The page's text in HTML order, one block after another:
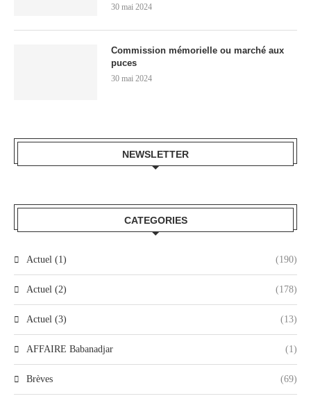
30 mai 2024
Commission mémorielle ou marché aux
puces
30 mai 2024
NEWSLETTER
CATEGORIES
Actuel (1) (190)
Actuel (2) (178)
Actuel (3) (13)
AFFAIRE Babanadjar (1)
Brèves (69)